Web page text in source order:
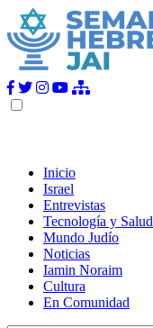
Inicio
Israel
Entrevistas
Tecnología y Salud
Mundo Judío
Noticias
Iamin Noraim
Cultura
En Comunidad